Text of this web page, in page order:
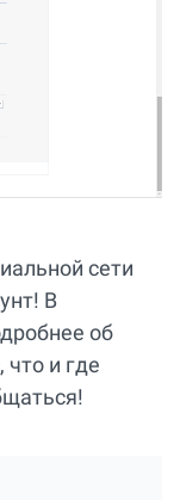
сети
В
об
что и где